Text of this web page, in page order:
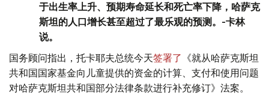
于出生率上升、预期寿命延长和死亡率下降，哈萨克
斯坦的人口增长甚至超过了最乐观的预测。-卡林
说。
国务顾问指出，托卡耶夫总统今天签署了 《就从哈萨克斯坦
共和国国家基金向儿童提供的资金的计算、支付和使用问题
对哈萨克斯坦共和国部分法律条款进行补充修订》法案。